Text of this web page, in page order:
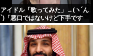
アイドル「歌ってみた」→(ヽ´ん
`)「悪口ではないけど下手です
ね」